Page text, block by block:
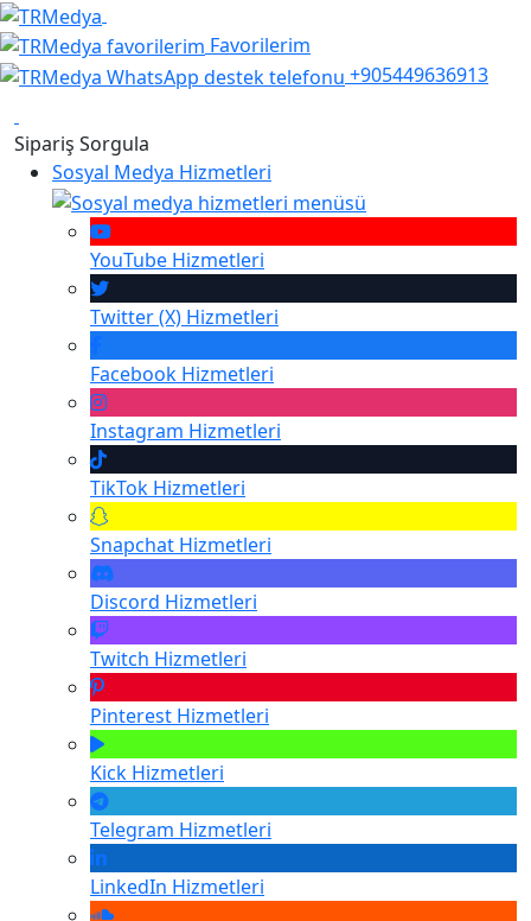
Favorilerim
+905449636913
Sipariş Sorgula
Sosyal Medya Hizmetleri
YouTube Hizmetleri
Twitter (X) Hizmetleri
Facebook Hizmetleri
Instagram Hizmetleri
TikTok Hizmetleri
Snapchat Hizmetleri
Discord Hizmetleri
Twitch Hizmetleri
Pinterest Hizmetleri
Kick Hizmetleri
Telegram Hizmetleri
LinkedIn Hizmetleri